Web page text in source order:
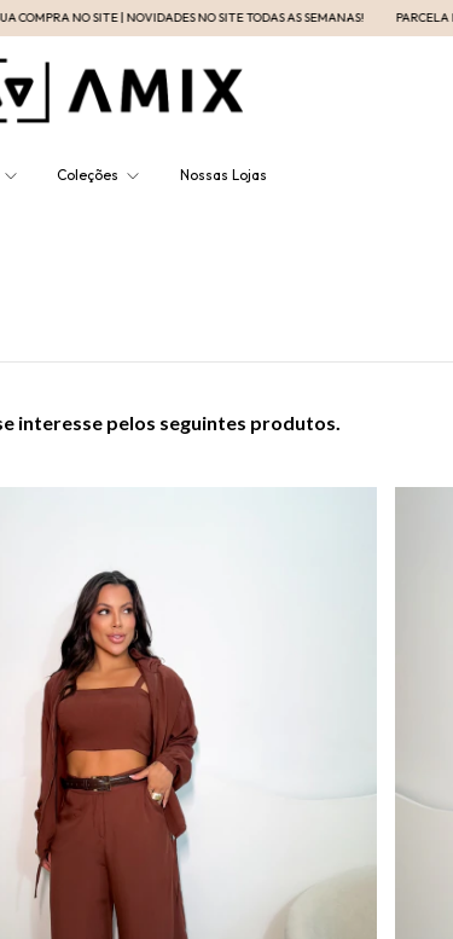
NO SITE | NOVIDADES NO SITE TODAS AS SEMANAS! PARCELA MÍNIMA DE
Coleções Nossas Lojas
interesse pelos seguintes produtos.